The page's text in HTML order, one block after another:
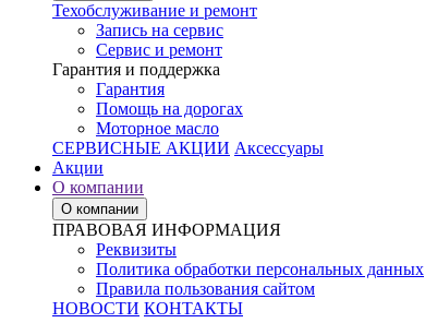
Техобслуживание и ремонт
Запись на сервис
Сервис и ремонт
Гарантия и поддержка
Гарантия
Помощь на дорогах
Моторное масло
СЕРВИСНЫЕ АКЦИИ Аксессуары
Акции
О компании
О компании
ПРАВОВАЯ ИНФОРМАЦИЯ
Реквизиты
Политика обработки персональных данных
Правила пользования сайтом
НОВОСТИ КОНТАКТЫ